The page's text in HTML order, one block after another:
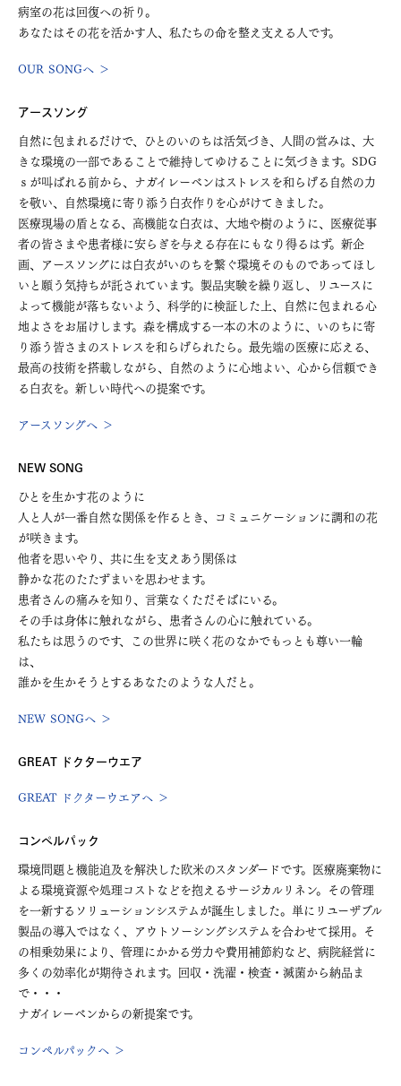
病室の花は回復への祈り。
あなたはその花を活かす人、私たちの命を整え支える人です。
OUR SONGへ ＞
アースソング
自然に包まれるだけで、ひとのいのちは活気づき、人間の営みは、大
きな環境の一部であることで維持してゆけることに気づきます。SDG
ｓが叫ばれる前から、ナガイレーベンはストレスを和らげる自然の力
を敬い、自然環境に寄り添う白衣作りを心がけてきました。
医療現場の盾となる、高機能な白衣は、大地や樹のように、医療従事
者の皆さまや患者様に安らぎを与える存在にもなり得るはず。新企
画、アースソングには白衣がいのちを繋ぐ環境そのものであってほし
いと願う気持ちが託されています。製品実験を繰り返し、リユースに
よって機能が落ちないよう、科学的に検証した上、自然に包まれる心
地よさをお届けします。森を構成する一本の木のように、いのちに寄
り添う皆さまのストレスを和らげられたら。最先端の医療に応える、
最高の技術を搭載しながら、自然のように心地よい、心から信頼でき
る白衣を。新しい時代への提案です。
アースソングへ ＞
NEW SONG
ひとを生かす花のように
人と人が一番自然な関係を作るとき、コミュニケーションに調和の花
が咲きます。
他者を思いやり、共に生を支えあう関係は
静かな花のたたずまいを思わせます。
患者さんの痛みを知り、言葉なくただそばにいる。
その手は身体に触れながら、患者さんの心に触れている。
私たちは思うのです、この世界に咲く花のなかでもっとも尊い一輪
は、
誰かを生かそうとするあなたのような人だと。
NEW SONGへ ＞
GREAT ドクターウエア
GREAT ドクターウエアへ ＞
コンペルパック
環境問題と機能追及を解決した欧米のスタンダードです。医療廃棄物に
よる環境資源や処理コストなどを抱えるサージカルリネン。その管理
を一新するソリューションシステムが誕生しました。単にリユーザブル
製品の導入ではなく、アウトソーシングシステムを合わせて採用。そ
の相乗効果により、管理にかかる労力や費用補節約など、病院経営に
多くの効率化が期待されます。回収・洗濯・検査・滅菌から納品ま
で・・・
ナガイレーベンからの新提案です。
コンペルパックへ ＞